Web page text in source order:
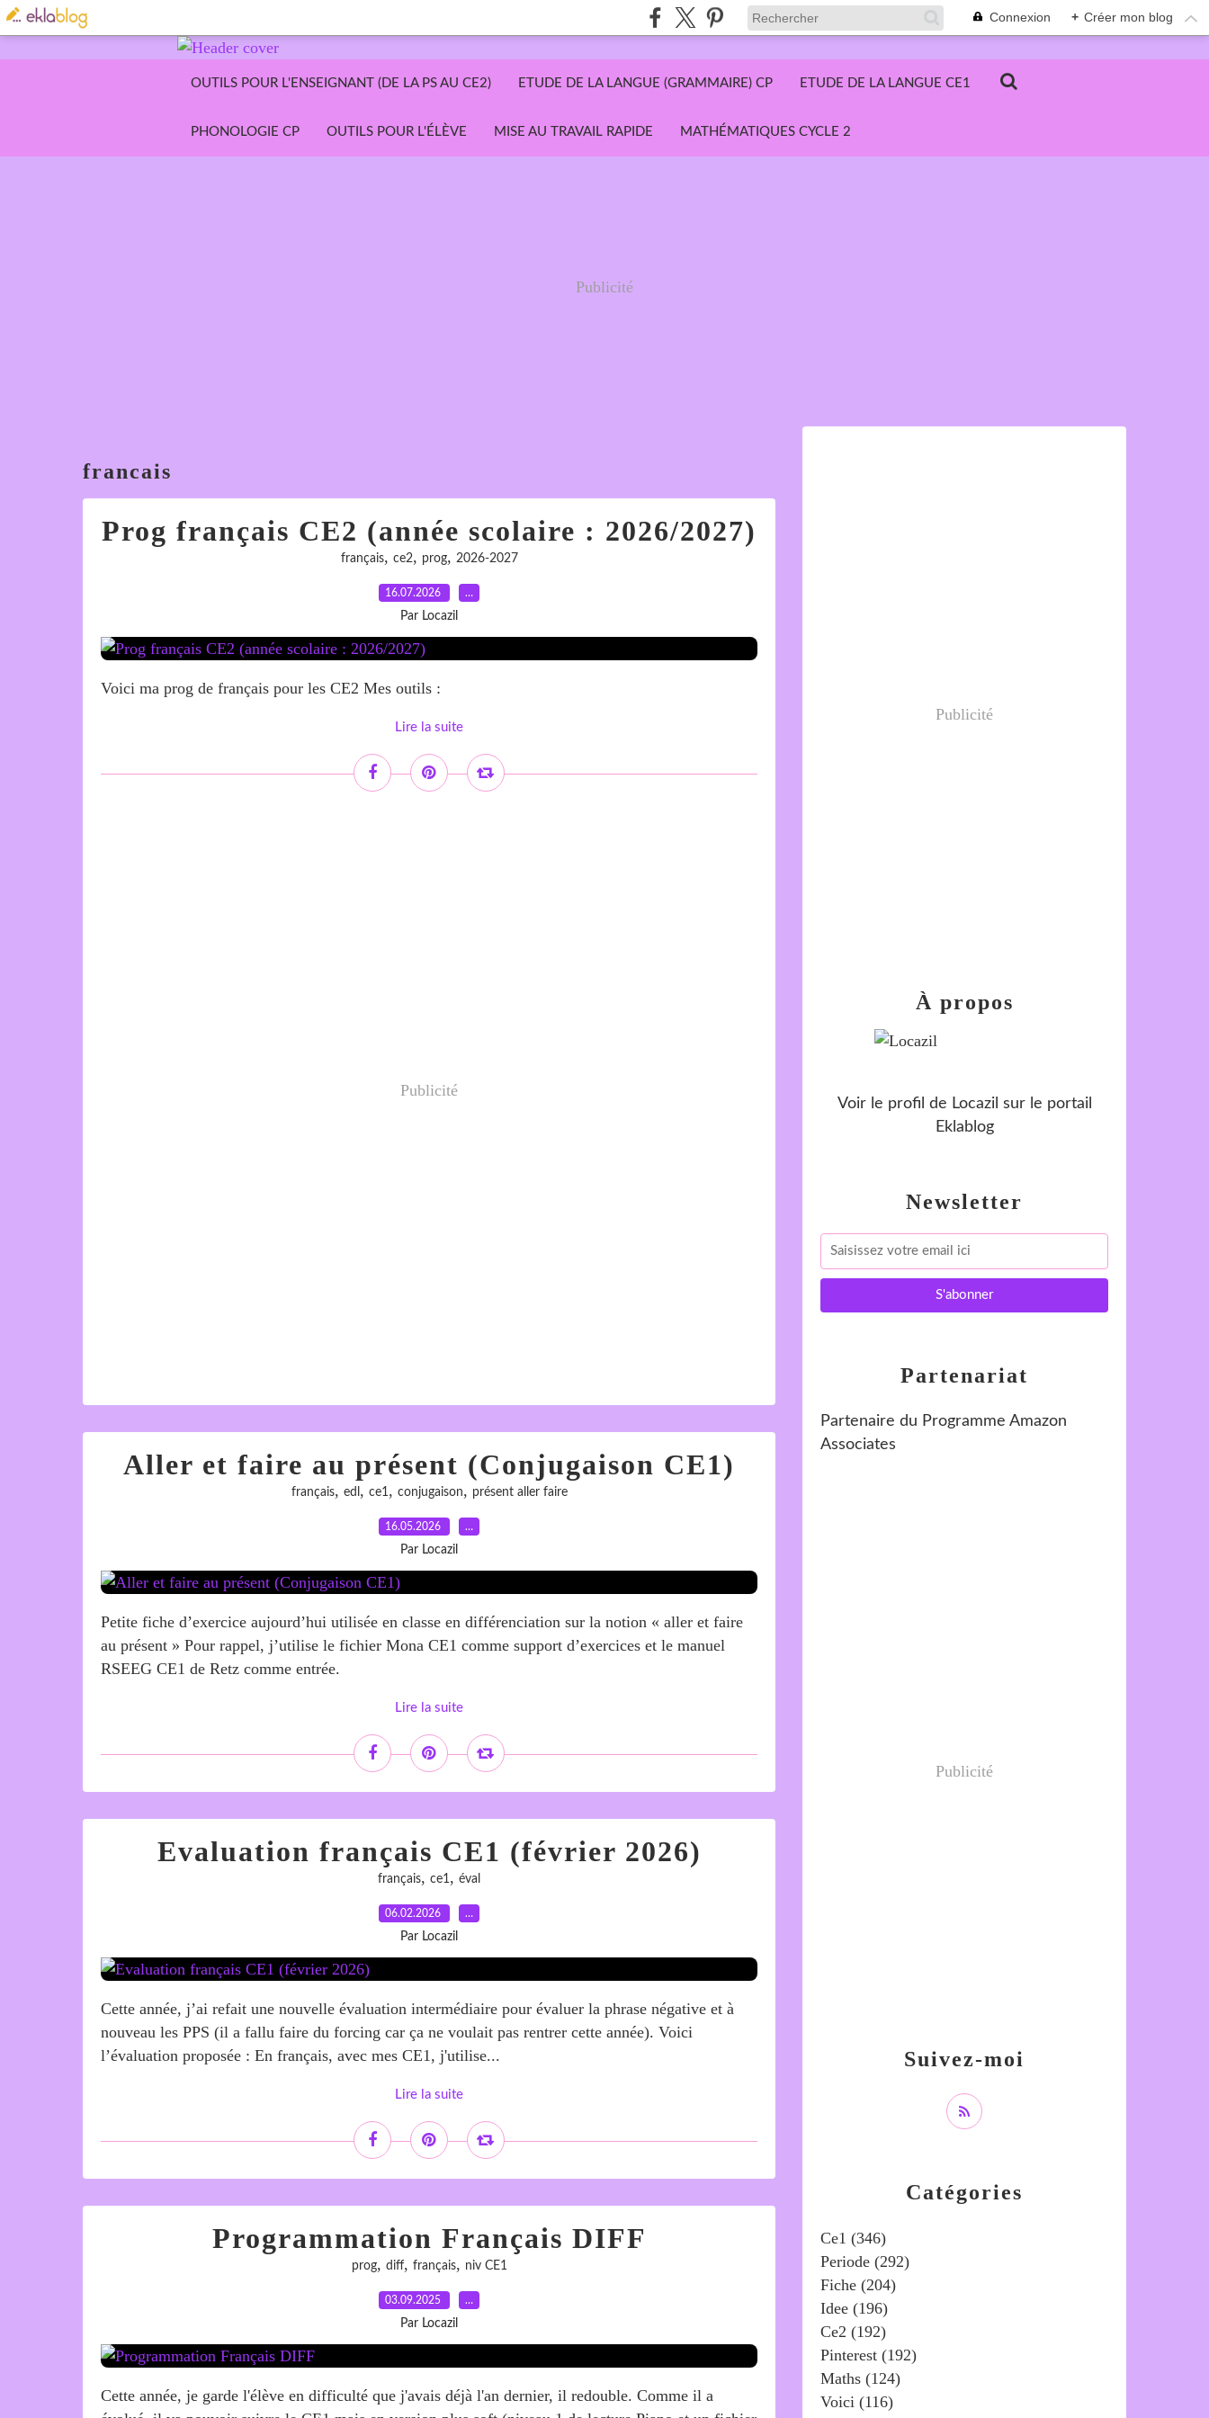
Connexion + Créer mon blog
OUTILS POUR L'ENSEIGNANT (DE LA PS AU CE2) ETUDE DE LA LANGUE (GRAMMAIRE) CP ETUDE DE LA LANGUE CE1
PHONOLOGIE CP OUTILS POUR L'ÉLÈVE MISE AU TRAVAIL RAPIDE MATHÉMATIQUES CYCLE 2
Publicité
francais
Prog français CE2 (année scolaire : 2026/2027)
français, ce2, prog, 2026-2027
16.07.2026 …
Par Locazil
Voici ma prog de français pour les CE2 Mes outils :
Lire la suite
Publicité
Aller et faire au présent (Conjugaison CE1)
français, edl , ce1, conjugaison, présent aller faire
16.05.2026 …
Par Locazil
Petite fiche d’exercice aujourd’hui utilisée en classe en différenciation sur la notion « aller et faire
au présent » Pour rappel, j’utilise le fichier Mona CE1 comme support d’exercices et le manuel
RSEEG CE1 de Retz comme entrée.
Lire la suite
Evaluation français CE1 (février 2026)
français, ce1, éval
06.02.2026 …
Par Locazil
Cette année, j’ai refait une nouvelle évaluation intermédiaire pour évaluer la phrase négative et à
nouveau les PPS (il a fallu faire du forcing car ça ne voulait pas rentrer cette année). Voici
l’évaluation proposée : En français, avec mes CE1, j'utilise...
Lire la suite
Programmation Français DIFF
prog, diff, français, niv CE1
03.09.2025 …
Par Locazil
Cette année, je garde l'élève en difficulté que j'avais déjà l'an dernier, il redouble. Comme il a
Newsletter
Publicité
Catégories
Ce1 (346)
Periode (292)
Fiche (204)
Idee (196)
Ce2 (192)
Pinterest (192)
Maths (124)
Voici (116)
Suivez-moi
À propos
Voir le profil de Locazil sur le portail
Eklablog
Partenariat
Partenaire du Programme Amazon
Associates
Publicité